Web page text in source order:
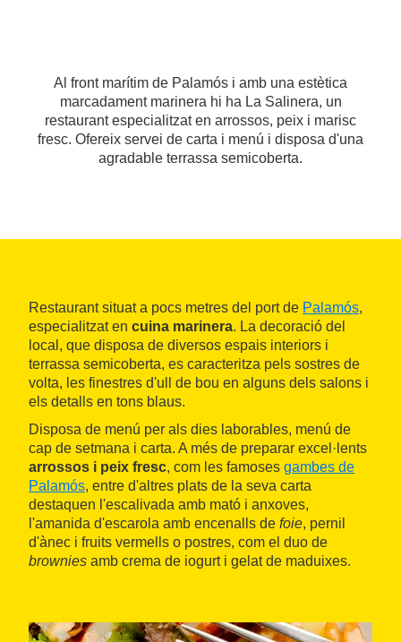
Al front marítim de Palamós i amb una estètica
marcadament marinera hi ha La Salinera, un
restaurant especialitzat en arrossos, peix i marisc
fresc. Ofereix servei de carta i menú i disposa d'una
agradable terrassa semicoberta.
Restaurant situat a pocs metres del port de Palamós,
especialitzat en cuina marinera. La decoració del
local, que disposa de diversos espais interiors i
terrassa semicoberta, es caracteritza pels sostres de
volta, les finestres d'ull de bou en alguns dels salons i
els detalls en tons blaus.
Disposa de menú per als dies laborables, menú de
cap de setmana i carta. A més de preparar excel·lents
arrossos i peix fresc, com les famoses gambes de
Palamós, entre d'altres plats de la seva carta
destaquen l'escalivada amb mató i anxoves,
l'amanida d'escarola amb encenalls de foie, pernil
d'ànec i fruits vermells o postres, com el duo de
brownies amb crema de iogurt i gelat de maduixes.